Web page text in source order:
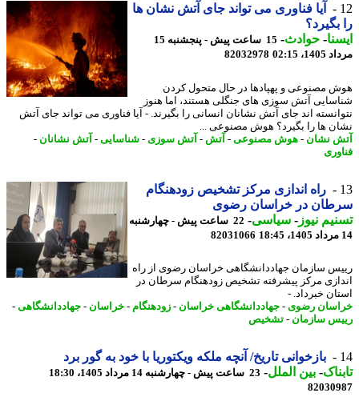
آیا فناوری می تواند جای آتش نشان ها
-حوادث -
15 ساعت پیش - پنجشنبه 15
02:15
82032978
مصنوعی و پهپادها در حال متحول کردن
آتش سوزی های جنگلی هستند، اما هنوز
اند جای آتش نشانان انسانی را بگیرند. - آیا فناوری می تواند جای آتش
ها را بگیرد؟ هوش مصنوعی ...
نشان-هوش مصنوعی-آتش -آتش سوزی- شناسایی-آتش نشانان-
راه اندازی مرکز تشخیص زودهنگام
در خراسان رضوی
نیوز-سیاسی-
22 ساعت پیش - چهارشنبه
82031066
سازمان جهاددانشگاهی خراسان رضوی از راه
مرکز پیشرفته تشخیص زودهنگام سرطان در
خبرداد. -
رضوی-جهاددانشگاهی خراسان-زودهنگام-خراسان-جهاددانشگاهی-
سازمان -تشخیص
بازخوانی تاریخ/ آنچه ملکه ویکتوریا با خود به گور برد
-بین الملل-23 ساعت پیش - چهارشنبه 14 مرداد 1405، 18:30